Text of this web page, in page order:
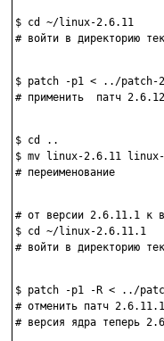
$ cd ~/linux-2.6.11
# войти в директорию
$ patch -p1 < ../patch-
# применить  патч 2.6.12
$ cd ..
$ mv linux-2.6.11
# переименование
# от версии 2.6.11.1 к
$ cd ~/linux-2.6.11.1
# войти в директорию
$ patch -p1 -R < ../
# отменить патч 2.6.11.1
# версия ядра теперь